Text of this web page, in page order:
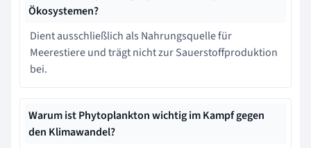
Ökosystemen?
Dient ausschließlich als Nahrungsquelle für
Meerestiere und trägt nicht zur Sauerstoffproduktion
bei.
Warum ist Phytoplankton wichtig im Kampf gegen
den Klimawandel?